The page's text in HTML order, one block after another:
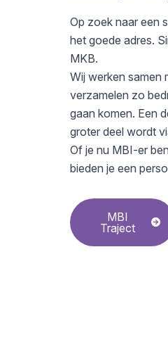
Op zoek naar een
het goede adres.
MKB.
Wij werken samen
verzamelen zo
gaan komen. Een
groter deel wordt
Of je nu MBI-er
bieden je een
MBI
Traject